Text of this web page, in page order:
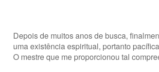
Depois de muitos anos de busca,
uma existência espiritual, portanto
O mestre que me proporcionou tal